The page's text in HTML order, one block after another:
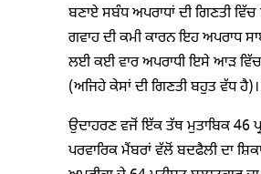
ਬਣਾਏ ਸਬੰਧ ਅਪਰਾਧਾਂ ਦੀ ਗਿਣਤੀ
ਗਵਾਹ ਦੀ ਕਮੀ ਕਾਰਨ ਇਹ ਅਪਰਾਧ
ਲਈ ਕਈ ਵਾਰ ਅਪਰਾਧੀ ਇਸੇ ਆੜ
(ਅਜਿਹੇ ਕੇਸਾਂ ਦੀ ਗਿਣਤੀ ਬਹੁਤ ਵੱਧ ਹੈ)।
ਉਦਾਹਰਣ ਵਜੋਂ ਇੱਕ ਤੱਥ ਮੁਤਾਬਿਕ 46
ਪਰਵਾਰਿਕ ਮੈਂਬਰਾਂ ਵੱਲੋਂ ਬਦਫੈਲੀ ਦਾ